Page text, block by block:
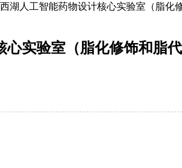
湖人工智能药物设计核心实验室（脂
实验室（脂化修饰和脂